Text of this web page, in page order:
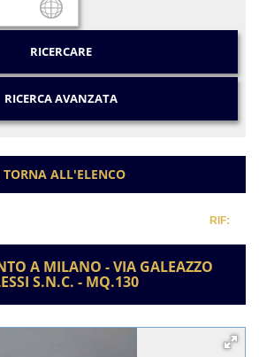
RICERCARE
RICERCA AVANZATA
TORNA ALL'ELENCO
RIF:
A MILANO - VIA GALEAZZO
S.N.C. - MQ.130